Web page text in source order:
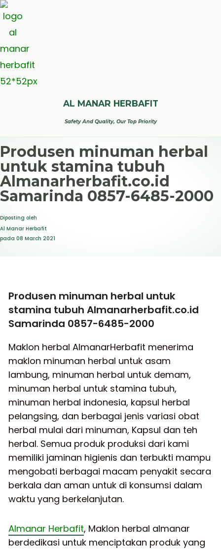
AL MANAR HERBAFIT
Safety And Quality, Our Top Priority
Produsen minuman herbal
untuk stamina tubuh
Almanarherbafit.co.id
Samarinda 0857-6485-2000
Diposting oleh
Al Manar Herbafit
pada 08 March 2021
Produsen minuman herbal untuk
stamina tubuh Almanarherbafit.co.id
Samarinda 0857-6485-2000
Maklon herbal AlmanarHerbafit menerima
maklon minuman herbal untuk asam
lambung, minuman herbal untuk demam,
minuman herbal untuk stamina tubuh,
minuman herbal indonesia, kapsul herbal
pelangsing, dan berbagai jenis variasi obat
herbal mulai dari minuman, Kapsul dan teh
herbal. Semua produk produksi dari kami
memiliki jaminan higienis dan terbukti mampu
mengobati berbagai macam penyakit secara
berkala dan aman untuk di konsumsi dalam
waktu yang berkelanjutan.
Almanar Herbafit, Maklon herbal almanar
berdedikasi untuk menciptakan produk yang